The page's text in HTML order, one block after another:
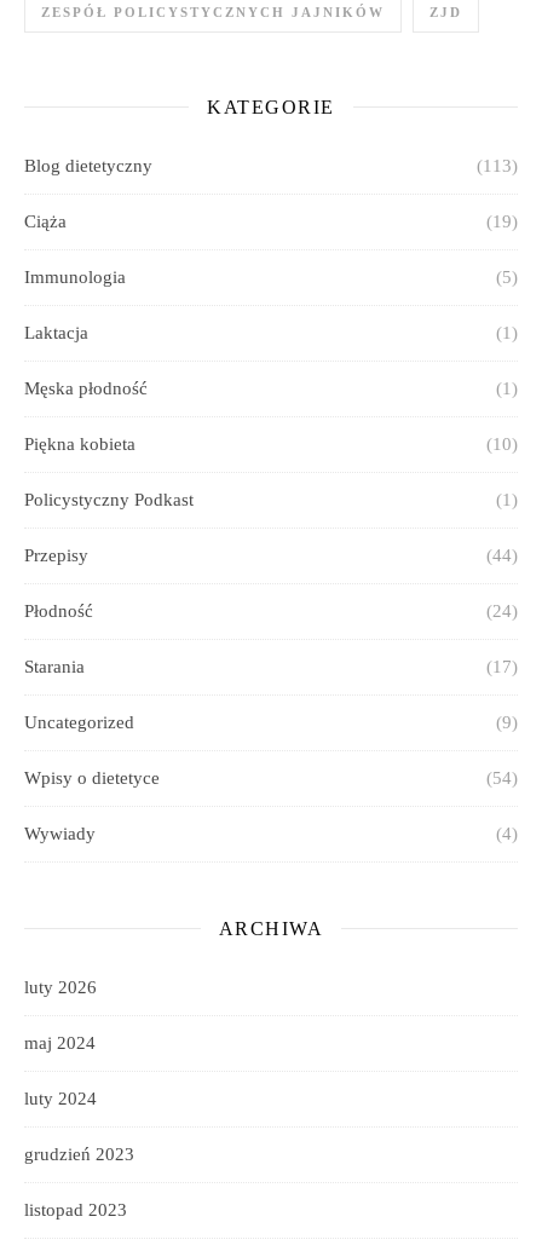
ZESPÓŁ POLICYSTYCZNYCH JAJNIKÓW ZJD
KATEGORIE
Blog dietetyczny (113)
Ciąża (19)
Immunologia (5)
Laktacja (1)
Męska płodność (1)
Piękna kobieta (10)
Policystyczny Podkast (1)
Przepisy (44)
Płodność (24)
Starania (17)
Uncategorized (9)
Wpisy o dietetyce (54)
Wywiady (4)
ARCHIWA
luty 2026
maj 2024
luty 2024
grudzień 2023
listopad 2023